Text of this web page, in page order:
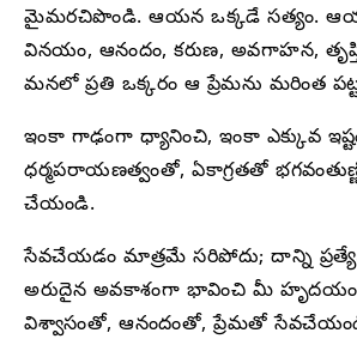
మైమరచిపొండి. ఆయన ఒక్కడే సత్యం.
వినయం, ఆనందం, కరుణ, అవగాహన,
మనలో ప్రతి ఒక్కరం ఆ ప్రేమను మరింత
ఇంకా గాఢంగా ధ్యానించి, ఇంకా ఎక్కువ
ధర్మపరాయణత్వంతో, ఏకాగ్రతతో
చేయండి.
సేవచేయడం మాత్రమే సరిపోదు; దాన్ని
అరుదైన అవకాశంగా భావించి మీ
విశ్వాసంతో, ఆనందంతో, ప్రేమతో